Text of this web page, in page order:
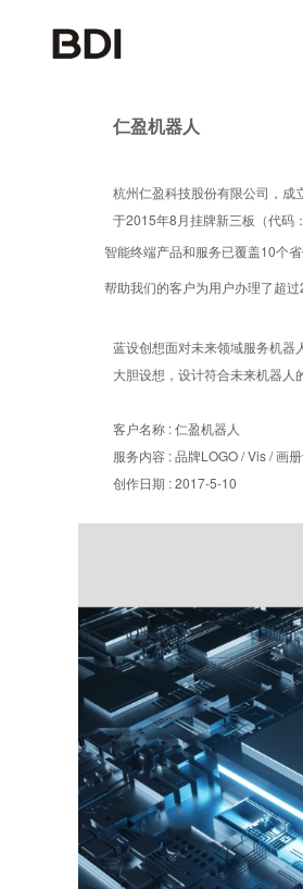
仁盈机器人
杭州仁盈科技股份有限公司，成
于2015年8月挂牌新三板（代码
智能终端产品和服务已覆盖10个省
帮助我们的客户为用户办理了超过
蓝设创想面对未来领域服务机器
大胆设想 ，设计符合未来机器人
客户名称 : 仁盈机器人
服务内容 : 品牌LOGO / Vis / 画
创作日期 : 2017-5-10